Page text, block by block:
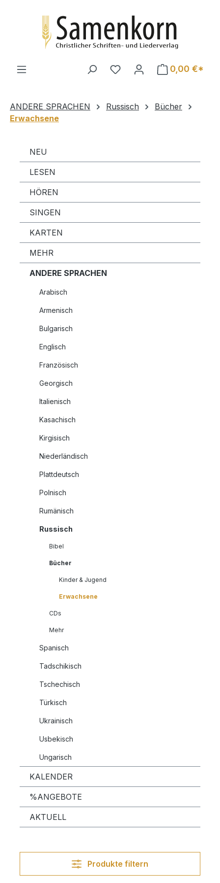
0,00 €*
ANDERE SPRACHEN Russisch
Bücher
Erwachsene
NEU
LESEN
HÖREN
SINGEN
KARTEN
MEHR
ANDERE SPRACHEN
Arabisch
Armenisch
Bulgarisch
Englisch
Französisch
Georgisch
Italienisch
Kasachisch
Kirgisisch
Niederländisch
Plattdeutsch
Polnisch
Rumänisch
Russisch
Bibel
Bücher
Kinder & Jugend
Erwachsene
CDs
Mehr
Spanisch
Tadschikisch
Tschechisch
Türkisch
Ukrainisch
Usbekisch
Ungarisch
KALENDER
%ANGEBOTE
AKTUELL
Produkte filtern